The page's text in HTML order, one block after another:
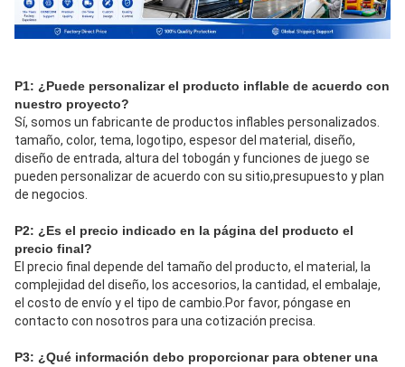
P1: ¿Puede personalizar el producto inflable de acuerdo con
nuestro proyecto?
Sí, somos un fabricante de productos inflables personalizados.
tamaño, color, tema, logotipo, espesor del material, diseño,
diseño de entrada, altura del tobogán y funciones de juego se
pueden personalizar de acuerdo con su sitio,presupuesto y plan
de negocios.
P2: ¿Es el precio indicado en la página del producto el
precio final?
El precio final depende del tamaño del producto, el material, la
complejidad del diseño, los accesorios, la cantidad, el embalaje,
el costo de envío y el tipo de cambio.Por favor, póngase en
contacto con nosotros para una cotización precisa.
P3: ¿Qué información debo proporcionar para obtener una